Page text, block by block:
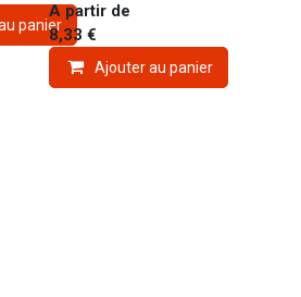
panier
A partir de
8,33 €
Ajouter au panier